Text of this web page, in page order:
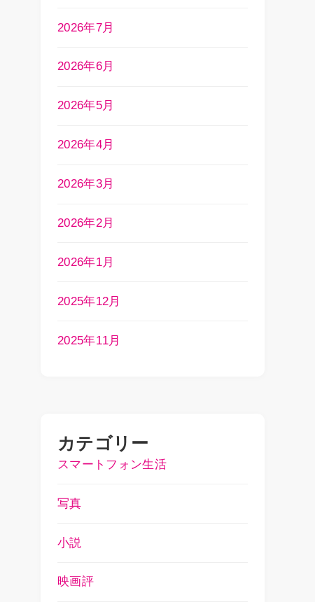
2026年7月
2026年6月
2026年5月
2026年4月
2026年3月
2026年2月
2026年1月
2025年12月
2025年11月
カテゴリー
スマートフォン生活
写真
小説
映画評